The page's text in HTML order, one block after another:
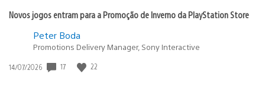
Novos jogos entram para a Promoção de Inverno da PlayStation Store
Peter Boda
Promotions Delivery Manager, Sony Interactive
Data
14/07/2026 17 22